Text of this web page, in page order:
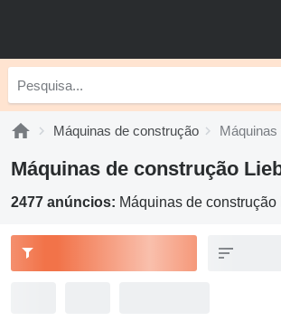
Máquinas de construção
Máquinas de construção
2477 anúncios: Máquinas de construção